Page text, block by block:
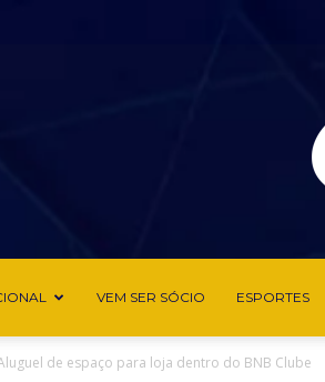
VEM SER SÓCIO ESPORTES
de espaço para loja dentro do BNB Clube